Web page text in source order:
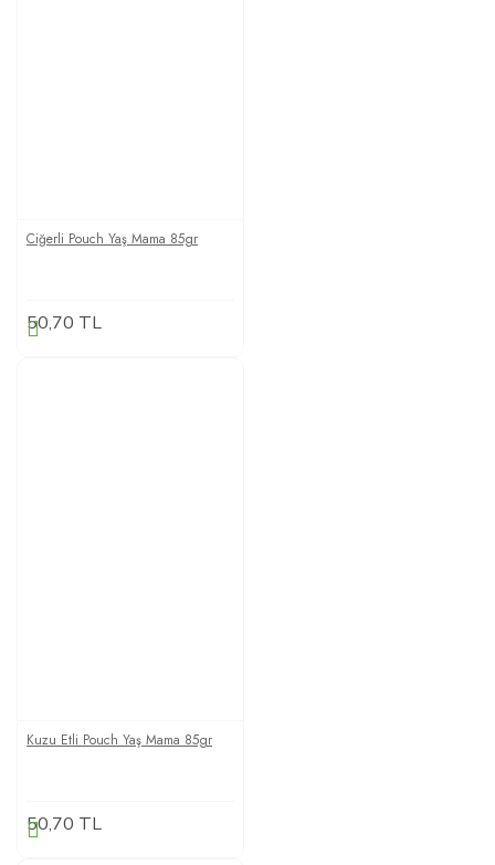
Ciğerli Pouch Yaş Mama 85gr
50,70 TL
Kuzu Etli Pouch Yaş Mama 85gr
50,70 TL